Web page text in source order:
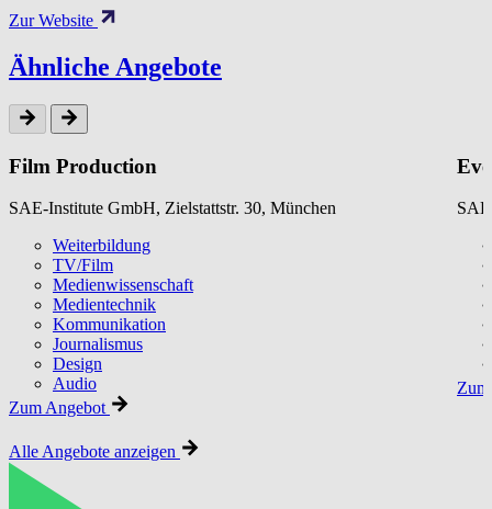
Zur Website
Ähnliche Angebote
Film Production
SAE-Institute GmbH, Zielstattstr. 30, München
Weiterbildung
TV/Film
Medienwissenschaft
Medientechnik
Kommunikation
Journalismus
Design
Audio
Zum Angebot
Alle Angebote anzeigen